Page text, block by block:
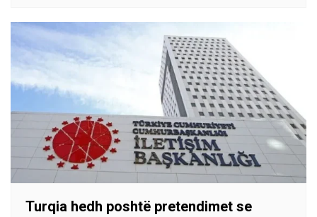
Turqia hedh poshtë pretendimet se